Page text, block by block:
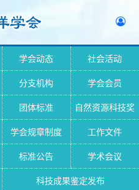
学会动态 社会活动
分支机构 学会会员
团体标准 自然资源科技奖
学会规章制度 工作文件
标准公告 学术会议
科技成果鉴定发布